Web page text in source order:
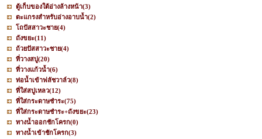
ตู้เก็บของใต้อ่างล้างหน้า(3)
ตะแกรงสำหรับอ่างอาบน้ำ(2)
โถปัสสาวะชาย(4)
ถังขยะ(11)
ถ้วยปัสสาวะชาย(4)
ที่วางสบู่(20)
ที่วางแก้วน้ำ(6)
ท่อน้ำเข้าฟลัชวาล์ว(8)
ที่ใส่สบู่เหลว(12)
ที่ใส่กระดาษชำระ(75)
ที่ใส่กระดาษชำระ+ถังขยะ(23)
ทางน้ำออกชักโครก(0)
ทางน้ำเข้าชักโครก(3)